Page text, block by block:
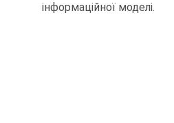
інформаційної моделі.